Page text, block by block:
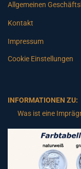
Allgemeinen
Kontakt
Impressum
Cookie Einstellungen
INFORMATIONEN ZU:
Was ist eine